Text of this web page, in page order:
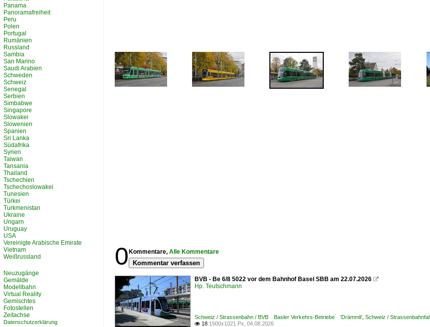
0 Kommentare, Alle Kommentare
Kommentar verfassen
BVB - Be 6/8 5022 vor dem Bahnhof Basel SBB am 22.07.2026 
Hp. Teutschmann
Schweiz / Strassenbahn / BVB Basler Verkehrs-Betriebe 'Drämmli' Schweiz /
 18 1500x1021 Px, 04.08.2026
Panama
Panoramafreiheit
Peru
Polen
Portugal
Rumänien
Russland
Sambia
San Marino
Saudi Arabien
Schweden
Schweiz
Senegal
Serbien
Simbabwe
Singapore
Slowakei
Slowenien
Spanien
Sri Lanka
Südafrika
Syrien
Taiwan
Tansania
Thailand
Tschechien
Tschechoslowakei
Tunesien
Türkei
Turkmenistan
Ukraine
Ungarn
Uruguay
USA
Vereinigte Arabische Emirate
Vietnam
Weißrussland
Neuzugänge
Gemälde
Modellbahn
Virtual Reality
Gemischtes
Fotostellen
Zeitachse
Datenschutzerklärung